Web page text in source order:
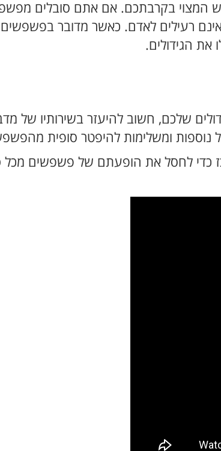
המצוי בקרבתכם. אם אתם סובלים
רעילים לאדם. כאשר מדובר בפשפשים
את הגידולים.
שלכם, חשוב להיעזר בשירותיו של
נוספות ומשלימות להיפטר סופית
כדי לחסל את הופעתם של פשפשים מכל